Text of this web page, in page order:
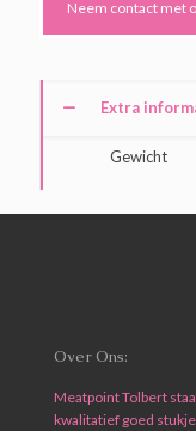
Neem contact met
Extra
Gewicht
Over Ons:
Meatpoint Tolbert
kwalitatief goed